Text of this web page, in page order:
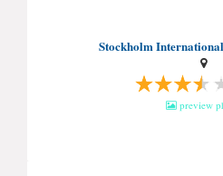
Stockholm
preview